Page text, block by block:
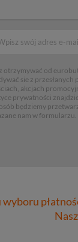
otrzymywać od
sie z przesłanych
akcjach
prywatności
będziemy
nam w formularzu.